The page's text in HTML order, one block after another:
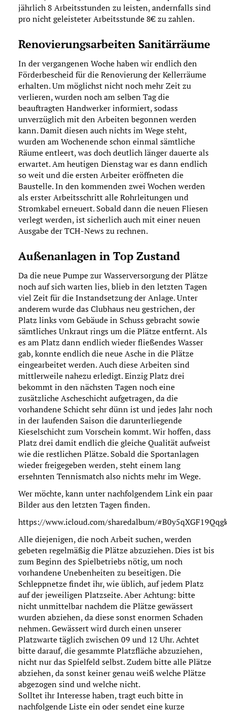
jährlich 8 Arbeitsstunden zu leisten, andernfalls sind
pro nicht geleisteter Arbeitsstunde 8€ zu zahlen.
Renovierungsarbeiten Sanitärräume
In der vergangenen Woche haben wir endlich den
Förderbescheid für die Renovierung der Kellerräume
erhalten. Um möglichst nicht noch mehr Zeit zu
verlieren, wurden noch am selben Tag die
beauftragten Handwerker informiert, sodass
unverzüglich mit den Arbeiten begonnen werden
kann. Damit diesen auch nichts im Wege steht,
wurden am Wochenende schon einmal sämtliche
Räume entleert, was doch deutlich länger dauerte als
erwartet. Am heutigen Dienstag war es dann endlich
so weit und die ersten Arbeiter eröffneten die
Baustelle. In den kommenden zwei Wochen werden
als erster Arbeitsschritt alle Rohrleitungen und
Stromkabel erneuert. Sobald dann die neuen Fliesen
verlegt werden, ist sicherlich auch mit einer neuen
Ausgabe der TCH-News zu rechnen.
Außenanlagen in Top Zustand
Da die neue Pumpe zur Wasserversorgung der Plätze
noch auf sich warten lies, blieb in den letzten Tagen
viel Zeit für die Instandsetzung der Anlage. Unter
anderem wurde das Clubhaus neu gestrichen, der
Platz links vom Gebäude in Schuss gebracht sowie
sämtliches Unkraut rings um die Plätze entfernt. Als
es am Platz dann endlich wieder fließendes Wasser
gab, konnte endlich die neue Asche in die Plätze
eingearbeitet werden. Auch diese Arbeiten sind
mittlerweile nahezu erledigt. Einzig Platz drei
bekommt in den nächsten Tagen noch eine
zusätzliche Ascheschicht aufgetragen, da die
vorhandene Schicht sehr dünn ist und jedes Jahr noch
in der laufenden Saison die darunterliegende
Kieselschicht zum Vorschein kommt. Wir hoffen, dass
Platz drei damit endlich die gleiche Qualität aufweist
wie die restlichen Plätze. Sobald die Sportanlagen
wieder freigegeben werden, steht einem lang
ersehnten Tennismatch also nichts mehr im Wege.
Wer möchte, kann unter nachfolgendem Link ein paar
Bilder aus den letzten Tagen finden.
https://www.icloud.com/sharedalbum/
Alle diejenigen, die noch Arbeit suchen, werden
gebeten regelmäßig die Plätze abzuziehen. Dies ist bis
zum Beginn des Spielbetriebs nötig, um noch
vorhandene Unebenheiten zu beseitigen. Die
Schleppnetze findet ihr, wie üblich, auf jedem Platz
auf der jeweiligen Platzseite. Aber Achtung: bitte
nicht unmittelbar nachdem die Plätze gewässert
wurden abziehen, da diese sonst enormen Schaden
nehmen. Gewässert wird durch einen unserer
Platzwarte täglich zwischen 09 und 12 Uhr. Achtet
bitte darauf, die gesammte Platzfläche abzuziehen,
nicht nur das Spielfeld selbst. Zudem bitte alle Plätze
abziehen, da sonst keiner genau weiß welche Plätze
abgezogen sind und welche nicht.
Solltet ihr Interesse haben, tragt euch bitte in
nachfolgende Liste ein oder sendet eine kurze